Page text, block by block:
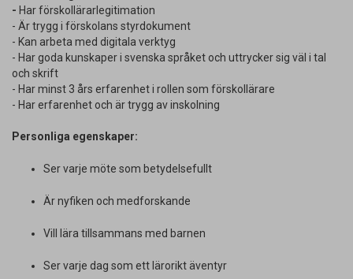
- Har förskollärarlegitimation
- Är trygg i förskolans styrdokument
- Kan arbeta med digitala verktyg
- Har goda kunskaper i svenska språket och uttrycker sig väl i tal
och skrift
- Har minst 3 års erfarenhet i rollen som förskollärare
- Har erfarenhet och är trygg av inskolning
Personliga egenskaper:
Ser varje möte som betydelsefullt
Är nyfiken och medforskande
Vill lära tillsammans med barnen
Ser varje dag som ett lärorikt äventyr